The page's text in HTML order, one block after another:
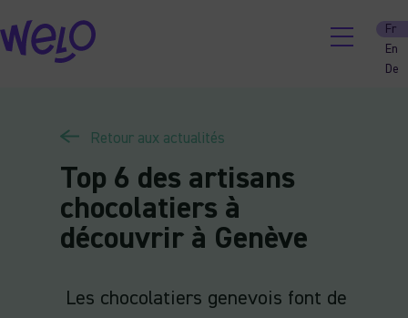
Skip
to
content
Fr
En
De
Retour aux actualités
Top 6 des artisans
chocolatiers à
découvrir à Genève
Les chocolatiers genevois font de